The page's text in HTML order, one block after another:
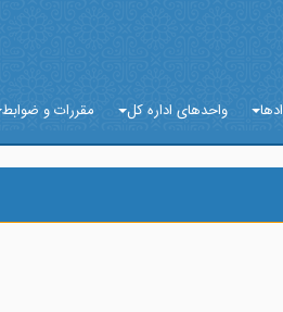
واحدهای اداره کل مقررات و ضوابط